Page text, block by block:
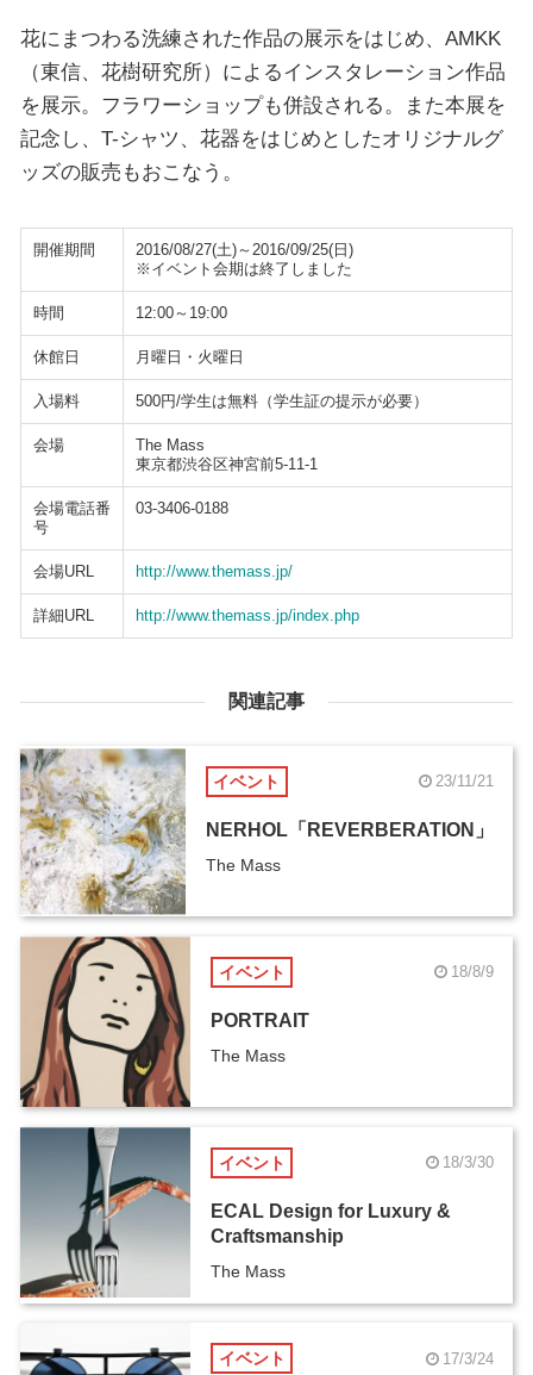
花にまつわる洗練された作品の展示をはじめ、AMKK
（東信、花樹研究所）によるインスタレーション作品
を展示。フラワーショップも併設される。また本展を
記念し、T-シャツ、花器をはじめとしたオリジナルグ
ッズの販売もおこなう。
開催期間
2016/08/27(土)～2016/09/25(日)
※イベント会期は終了しました
時間 12:00～19:00
休館日 月曜日・火曜日
入場料 500円/学生は無料（学生証の提示が必要）
会場
The Mass
東京都渋谷区神宮前5-11-1
会場電話番
号
03-3406-0188
会場URL http://www.themass.jp/
詳細URL http://www.themass.jp/index.php
関連記事
イベント 23/11/21
NERHOL「REVERBERATION」
The Mass
イベント 18/8/9
PORTRAIT
The Mass
イベント 18/3/30
ECAL Design for Luxury &
Craftsmanship
The Mass
イベント 17/3/24